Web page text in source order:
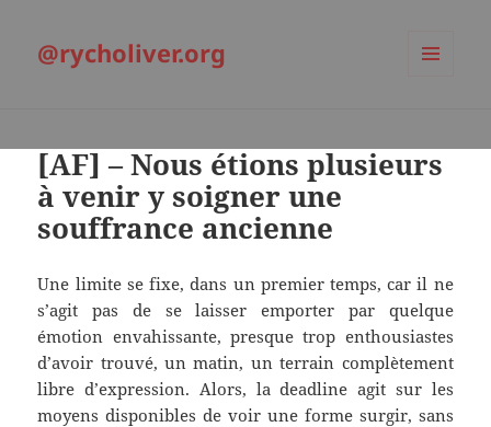
@rycholiver.org
[AF] – Nous étions plusieurs
à venir y soigner une
souffrance ancienne
Une limite se fixe, dans un premier temps, car il ne
s’agit pas de se laisser emporter par quelque
émotion envahissante, presque trop enthousiastes
d’avoir trouvé, un matin, un terrain complètement
libre d’expression. Alors, la deadline agit sur les
moyens disponibles de voir une forme surgir, sans